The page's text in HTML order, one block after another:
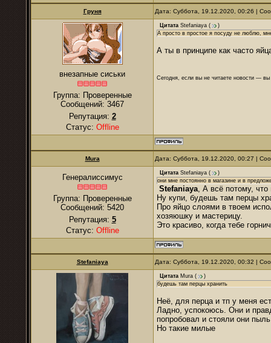
Груня Дата: Суббота, 19.12.2020, 00:26 |
внезапные сиськи
Группа: Проверенные
Сообщений: 3467
Репутация: 2
Статус: Offline
Цитата Stefaniaya (
)
А просто в простое я посуду не люблю,
А ты в принципе как часто
Сегодня, если вы не читаете новости —
Mura Дата: Суббота, 19.12.2020, 00:27 |
Генералиссимус
Группа: Проверенные
Сообщений: 5420
Репутация: 5
Статус: Offline
Цитата Stefaniaya (
)
они мне постоянно в магазине и в
Stefaniaya, А всё потому, что
Ну купи, будешь там перцы
Про яйцо слоями в твоем
хозяюшку и мастерицу.
Это красиво, когда тебе
Stefaniaya Дата: Суббота, 19.12.2020, 00:32 |
Цитата Mura (
)
будешь там перцы хранить
Неё, для перца и тп у меня
Ладно, успокоюсь. Они и
попробовал и стояли они
Но такие милые